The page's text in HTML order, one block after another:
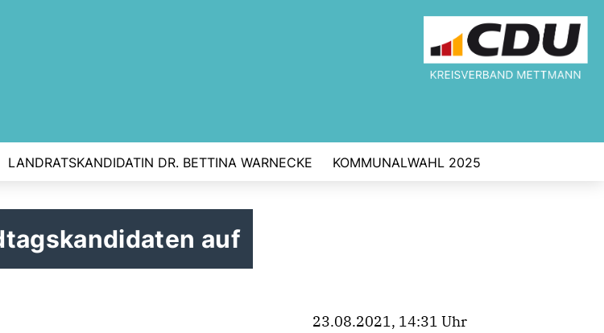
LANDRATSKANDIDATIN DR. BETTINA WARNECKE KOMMUNALWAHL 2025
auf
23.08.2021, 14:31 Uhr